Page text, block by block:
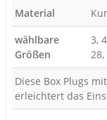
Material
wählbare
Größen
3,
Diese Box Plugs
erleichtert das